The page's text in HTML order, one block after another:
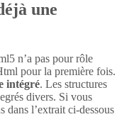
une
n’a pas pour rôle
pour la première fois.
intégré. Les structures
divers. Si vous
dans l’extrait ci-dessous